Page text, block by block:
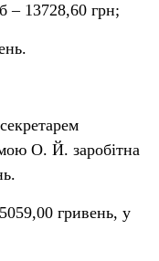
– 13728,60 грн;
О. Й. заробітна
гривень, у